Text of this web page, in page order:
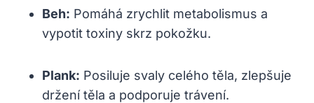
Beh: Pomáhá zrychlit metabolismus a
vypotit toxiny skrz pokožku.
Plank: Posiluje svaly celého těla, zlepšuje
držení těla a podporuje trávení.